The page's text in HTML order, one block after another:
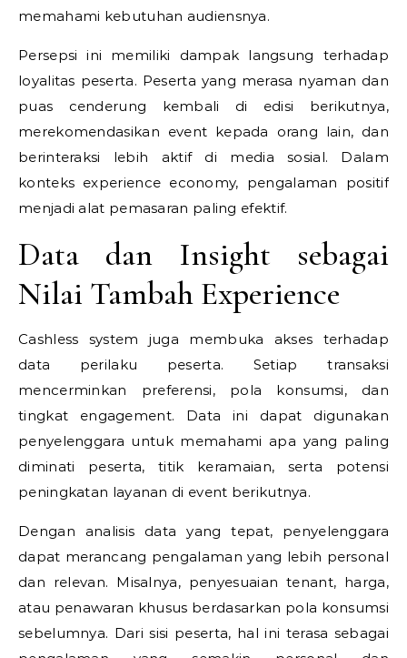
memahami kebutuhan audiensnya.
Persepsi ini memiliki dampak langsung terhadap
loyalitas peserta. Peserta yang merasa nyaman dan
puas cenderung kembali di edisi berikutnya,
merekomendasikan event kepada orang lain, dan
berinteraksi lebih aktif di media sosial. Dalam
konteks experience economy, pengalaman positif
menjadi alat pemasaran paling efektif.
Data dan Insight sebagai
Nilai Tambah Experience
Cashless system juga membuka akses terhadap
data perilaku peserta. Setiap transaksi
mencerminkan preferensi, pola konsumsi, dan
tingkat engagement. Data ini dapat digunakan
penyelenggara untuk memahami apa yang paling
diminati peserta, titik keramaian, serta potensi
peningkatan layanan di event berikutnya.
Dengan analisis data yang tepat, penyelenggara
dapat merancang pengalaman yang lebih personal
dan relevan. Misalnya, penyesuaian tenant, harga,
atau penawaran khusus berdasarkan pola konsumsi
sebelumnya. Dari sisi peserta, hal ini terasa sebagai